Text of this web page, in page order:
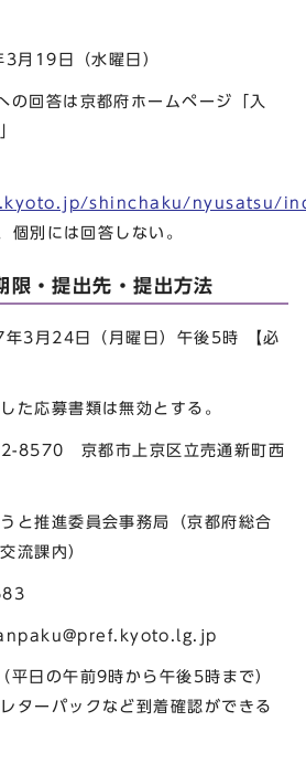
3月19日（水曜日）
の回答は京都府ホームページ「入
shinchaku/nyusatsu/
個別には回答しない。
限・提出先・提出方法
年3月24日（月曜日）午後5時 【必
応募書類は無効とする。
8570 京都市上京区立売通新町西
と推進委員会事務局（京都府総合
流課内）
平日の午前9時から午後5時まで）
ターパックなど到着確認ができる